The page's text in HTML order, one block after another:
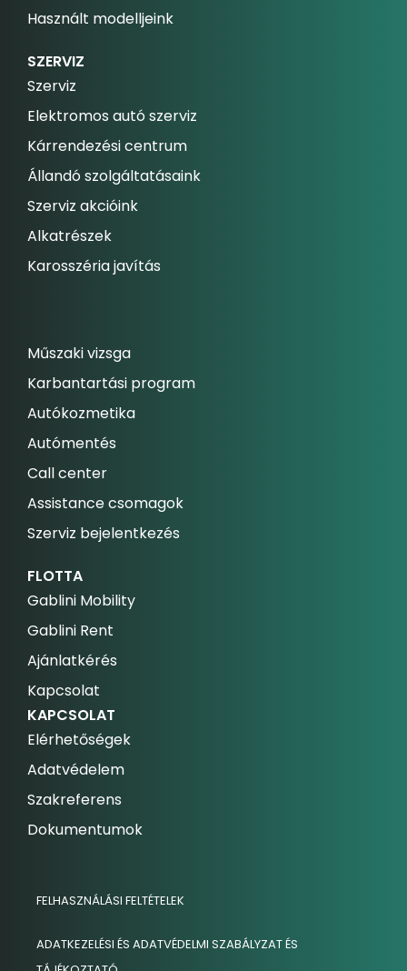
Használt modelljeink
SZERVIZ
Szerviz
Elektromos autó szerviz
Kárrendezési centrum
Állandó szolgáltatásaink
Szerviz akcióink
Alkatrészek
Karosszéria javítás
Műszaki vizsga
Karbantartási program
Autókozmetika
Autómentés
Call center
Assistance csomagok
Szerviz bejelentkezés
FLOTTA
Gablini Mobility
Gablini Rent
Ajánlatkérés
Kapcsolat
KAPCSOLAT
Elérhetőségek
Adatvédelem
Szakreferens
Dokumentumok
FELHASZNÁLÁSI FELTÉTELEK
ADATKEZELÉSI ÉS ADATVÉDELMI SZABÁLYZAT ÉS